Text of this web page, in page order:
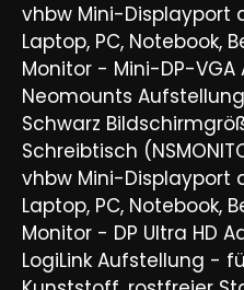
vhbw Mini-Displayport
Laptop, PC, Notebook,
Monitor - Mini-DP-
Neomounts
Schwarz
Schreibtisch
vhbw Mini-Displayport
Laptop, PC, Notebook,
Monitor - DP Ultra HD
LogiLink Aufstellung -